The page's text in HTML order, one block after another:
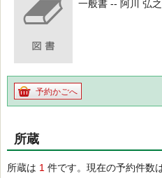
一般書 -- 阿川 弘
予約かごへ
所蔵
所蔵は 1 件です。現在の予約件数